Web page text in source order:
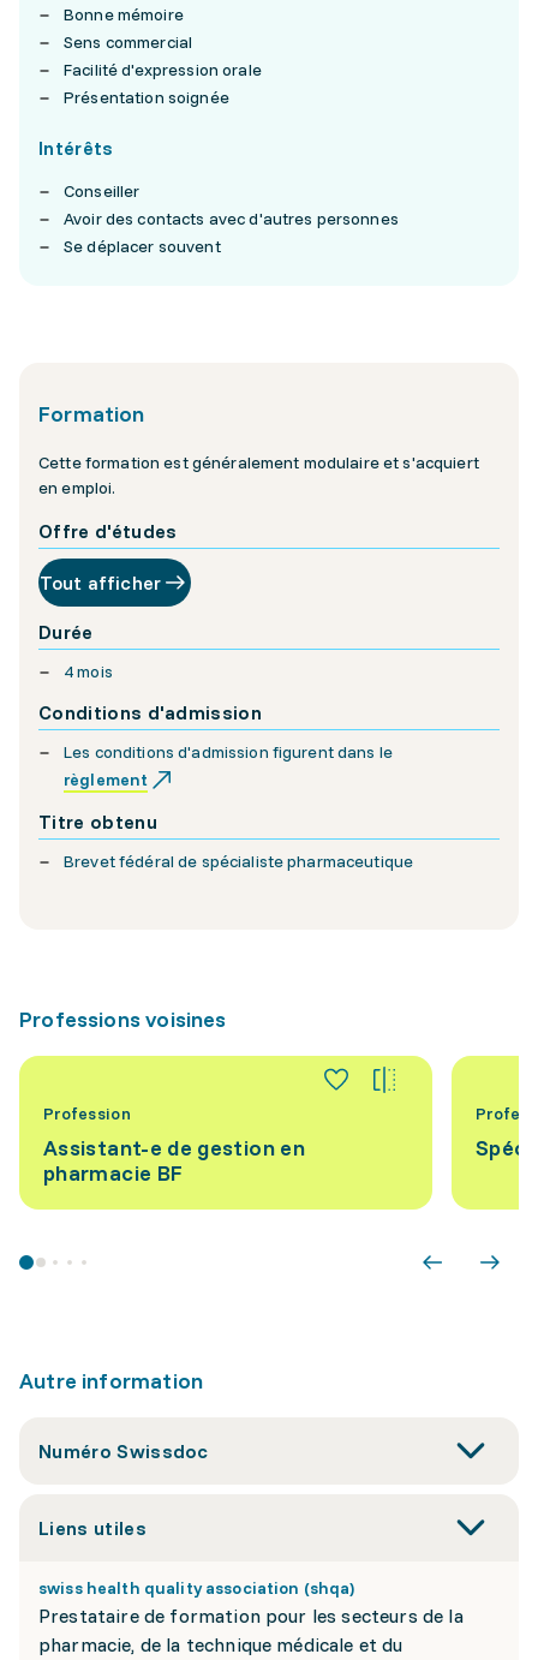
Bonne mémoire
Sens commercial
Facilité d'expression orale
Présentation soignée
Intérêts
Conseiller
Avoir des contacts avec d'autres personnes
Se déplacer souvent
Formation
Cette formation est généralement modulaire et s'acquiert
en emploi.
Offre d'études
Tout afficher
Durée
4 mois
Conditions d'admission
Les conditions d'admission figurent dans le
règlement
Titre obtenu
Brevet fédéral de spécialiste pharmaceutique
Professions voisines
Profession
Assistant-e de gestion en
pharmacie BF
Autre information
Numéro Swissdoc
Liens utiles
swiss health quality association (shqa)
Prestataire de formation pour les secteurs de la
pharmacie, de la technique médicale et du